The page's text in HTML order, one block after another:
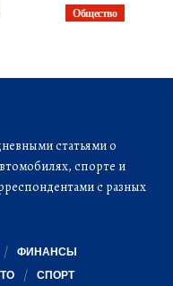
Общество
статьями о
спорте и
с разных
ФИНАНСЫ
СПОРТ